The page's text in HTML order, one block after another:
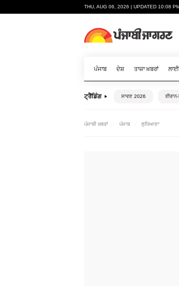
THU, AUG 06, 2026 | UPDATED 10:08
ਪੰਜਾਬ ਦੇਸ਼ ਤਾਜ਼ਾ ਖ਼ਬਰਾਂ
ਟ੍ਰੈਂਡਿੰਗ ਸਾਵਣ 2026
ਪੰਜਾਬੀ ਖ਼ਬਰਾਂ ਪੰਜਾਬ ਲੁਧਿਆਣਾ